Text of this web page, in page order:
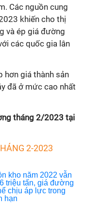
Các nguồn cung
khiến cho thị
và ép giá đường
các quốc gia lân
hơn giá thành sản
đã ở mức cao nhất
tháng 2/2023 tại
2-2023